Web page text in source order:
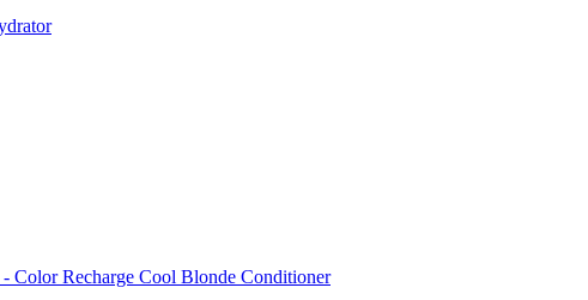
Color Recharge Cool Blonde Conditioner